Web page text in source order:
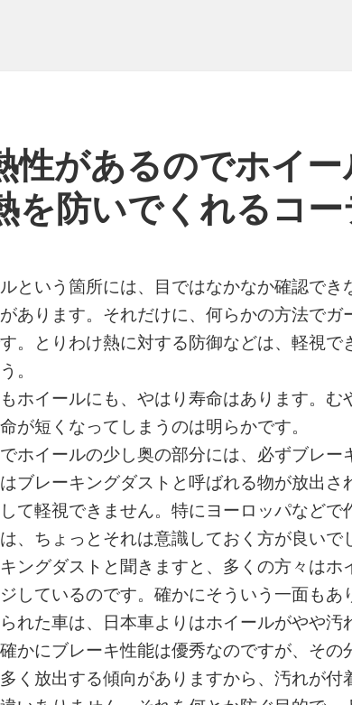
性があるのでホイ
を防いでくれるコ
という箇所には、目ではなかなか確認でき
あります。それだけに、何らかの方法でガ
。とりわけ熱に対する防御などは、軽視で
。
ホイールにも、やはり寿命はあります。む
が短くなってしまうのは明らかです。
ホイールの少し奥の部分には、必ずブレー
ブレーキングダストと呼ばれる物が放出さ
て軽視できません。特にヨーロッパなどで
、ちょっとそれは意識しておく方が良いで
ングダストと聞きますと、多くの方々はホ
しているのです。確かにそういう一面もあ
れた車は、日本車よりはホイールがやや汚
かにブレーキ性能は優秀なのですが、その
く放出する傾向がありますから、汚れが付